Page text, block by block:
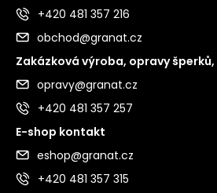
+420 481 357 216
obchod@granat.cz
Zakázková výroba, opravy
opravy@granat.cz
+420 481 357 257
E-shop kontakt
eshop@granat.cz
+420 481 357 315